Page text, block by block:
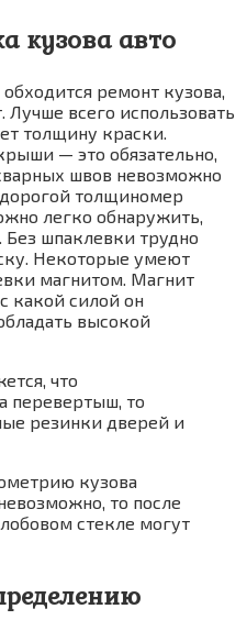
кузова авто
ремонт кузова,
всего использовать
толщину краски.
— это обязательно,
швов невозможно
толщиномер
легко обнаружить,
шпаклевки трудно
Некоторые умеют
магнитом. Магнит
какой силой он
высокой
что
перевертыш, то
резинки дверей и
кузова
то после
стекле могут